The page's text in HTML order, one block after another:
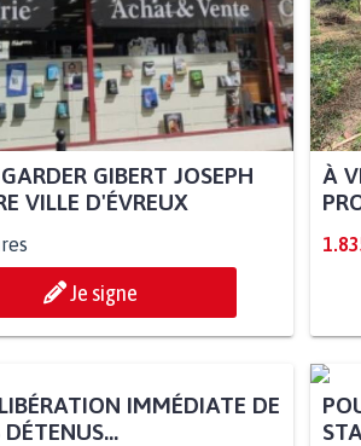
GIBERT JOSEPH
VILLE D'ÉVREUX
Je signe
À
IMMÉDIATE DE